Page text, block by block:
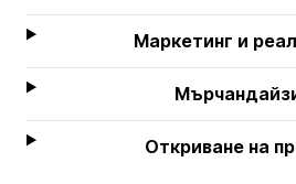
Маркетинг и
Откриване на